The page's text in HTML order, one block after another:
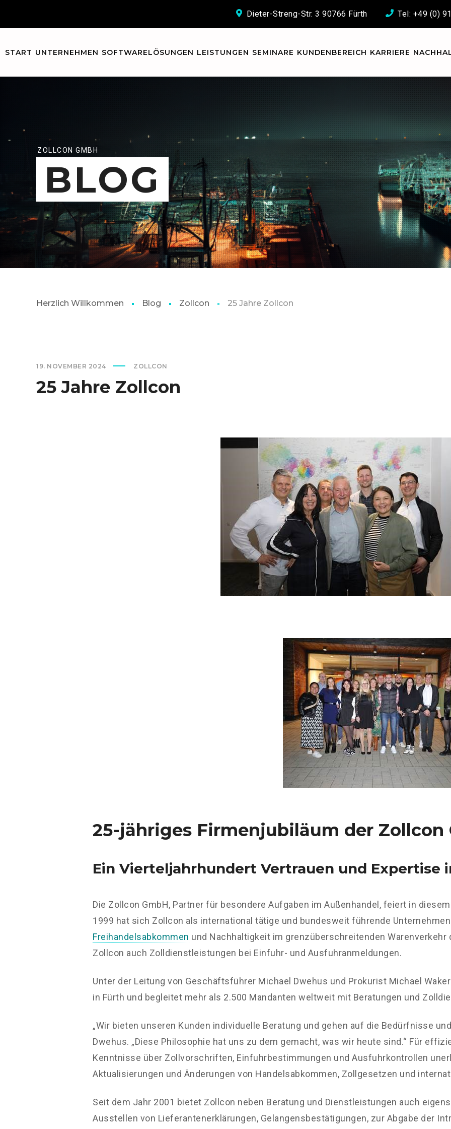
Dieter-Streng-Str. 3 90766 Fürth Tel: +49 (0)
START UNTERNEHMEN SOFTWARELÖSUNGEN LEISTUNGEN SEMINARE KUNDENBEREICH KARRIERE
ZOLLCON GMBH
BLOG
Herzlich Willkommen Blog Zollcon 25 Jahre Zollcon
19. NOVEMBER 2024 ZOLLCON
25 Jahre Zollcon
25-jähriges Firmenjubiläum der Zollcon
Ein Vierteljahrhundert Vertrauen und Expertise
Die Zollcon GmbH, Partner für besondere Aufgaben im Außenhandel, feiert in
1999 hat sich Zollcon als international tätige und bundesweit führende
Freihandelsabkommen und Nachhaltigkeit im grenzüberschreitenden
Zollcon auch Zolldienstleistungen bei Einfuhr- und Ausfuhranmeldungen.
Unter der Leitung von Geschäftsführer Michael Dwehus und Prokurist Michael
in Fürth und begleitet mehr als 2.500 Mandanten weltweit mit Beratungen und
„Wir bieten unseren Kunden individuelle Beratung und gehen auf die Bedürfnisse
Dwehus. „Diese Philosophie hat uns zu dem gemacht, was wir heute sind.“ Für
Kenntnisse über Zollvorschriften, Einfuhrbestimmungen und Ausfuhrkontrollen
Aktualisierungen und Änderungen von Handelsabkommen, Zollgesetzen und
Seit dem Jahr 2001 bietet Zollcon neben Beratung und Dienstleistungen auch
Ausstellen von Lieferantenerklärungen, Gelangensbestätigungen, zur Abgabe der